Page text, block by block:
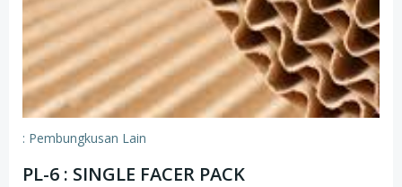
: Pembungkusan Lain
PL-6 : SINGLE FACER PACK